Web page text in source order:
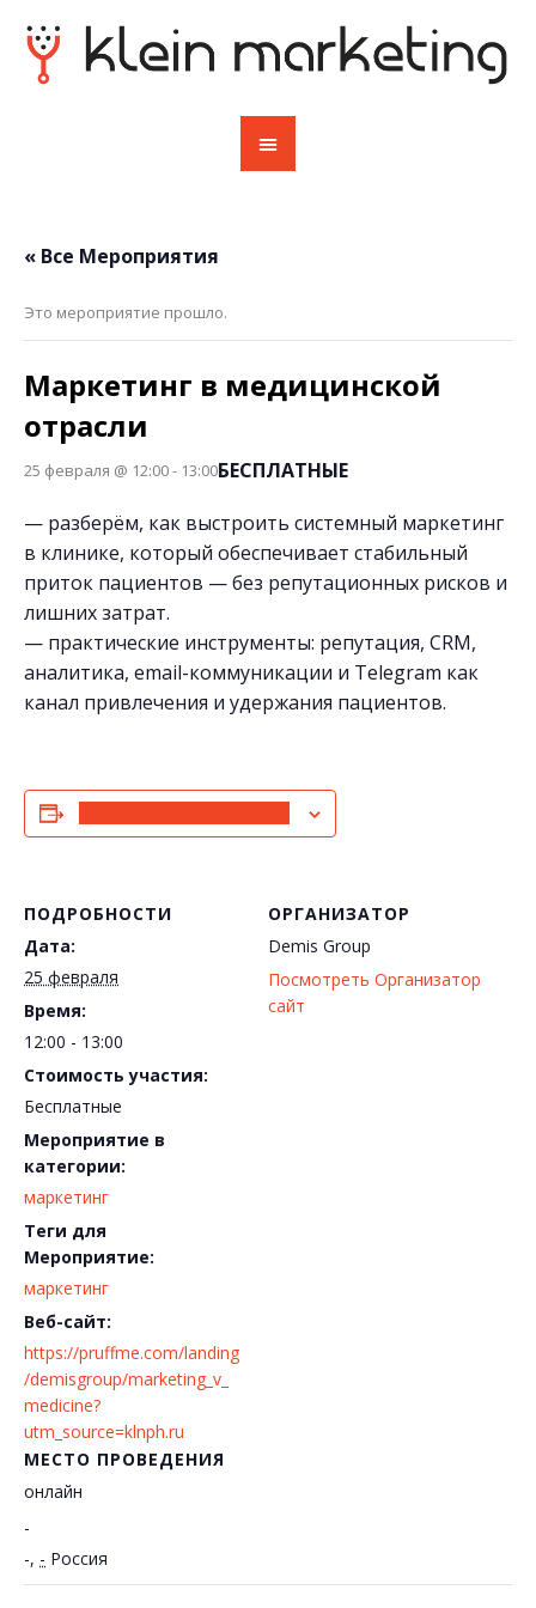
« Все Мероприятия
Это мероприятие прошло.
Маркетинг в медицинской
отрасли
25 февраля @ 12:00- 13:00БЕСПЛАТНЫЕ
— разберём, как выстроить системный маркетинг
в клинике, который обеспечивает стабильный
приток пациентов — без репутационных рисков и
лишних затрат.
— практические инструменты: репутация, CRM,
аналитика, email-коммуникации и Telegram как
канал привлечения и удержания пациентов.
ПОДРОБНОСТИ
Дата:
25 февраля
Время:
12:00 - 13:00
Стоимость участия:
Бесплатные
Мероприятие в
категории:
маркетинг
Теги для
Мероприятие:
маркетинг
Веб-сайт:
https://pruffme.com/landing
/demisgroup/marketing_v_
medicine?
utm_source=klnph.ru
МЕСТО ПРОВЕДЕНИЯ
онлайн
-
-, - Россия
ОРГАНИЗАТОР
Demis Group
Посмотреть Организатор
сайт